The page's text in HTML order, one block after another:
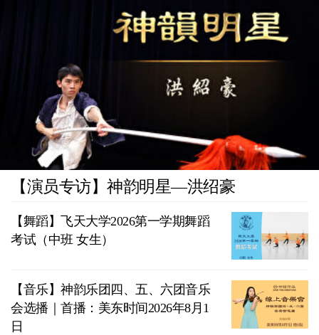
【演员专访】神韵明星—洪绍豪
【舞蹈】飞天大学2026第一学期舞蹈
考试（中班 女生）
【音乐】神韵乐团四、五、六团音乐
会选播｜首播：美东时间2026年8月1
日